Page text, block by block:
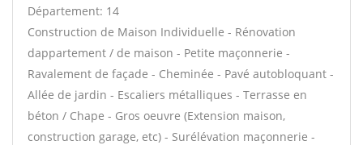
Département: 14
Construction de Maison Individuelle - Rénovation
dappartement / de maison - Petite maçonnerie -
Ravalement de façade - Cheminée - Pavé autobloquant -
Allée de jardin - Escaliers métalliques - Terrasse en
béton / Chape - Gros oeuvre (Extension maison,
construction garage, etc) - Surélévation maçonnerie -